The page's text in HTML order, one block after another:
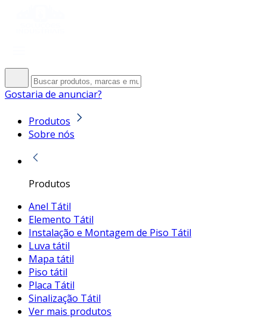
Gostaria de anunciar?
Produtos
Sobre nós
Produtos
Anel Tátil
Elemento Tátil
Instalação e Montagem de Piso Tátil
Luva tátil
Mapa tátil
Piso tátil
Placa Tátil
Sinalização Tátil
Ver mais produtos